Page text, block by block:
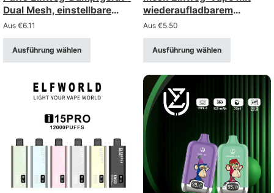
Dual Mesh, einstellbare
Luftstrom, digitale Anzeige
Aus €6.11
Ausführung wählen
wiederaufladbarem
850mah-Akku
Aus €5.50
Ausführung wählen